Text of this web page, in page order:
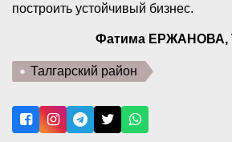
построить устойчивый бизнес.
Фатима ЕРЖАНОВА,
Талгарский район